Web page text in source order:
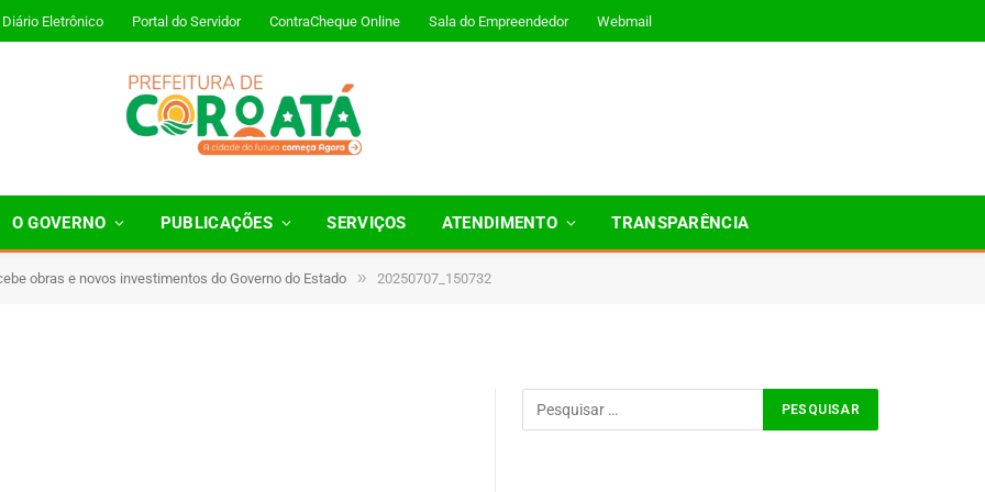
Diário Eletrônico Portal do Servidor ContraCheque Online Sala do Empreendedor Webmail
O GOVERNO PUBLICAÇÕES SERVIÇOS ATENDIMENTO TRANSPARÊNCIA
obras e novos investimentos do Governo do Estado » 20250707_150732